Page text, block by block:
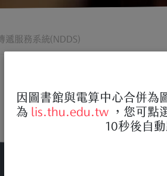
遞服務系統(NDDS)
因圖書館與電算中心合併為
為
lis.thu.edu.tw ，您可點
10秒後自動